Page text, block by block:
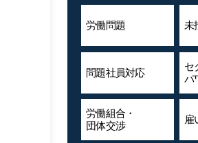
労働問題 未
問題社員対応
セ
パ
労働組合・
団体交渉
雇